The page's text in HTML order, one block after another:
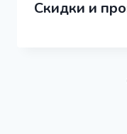
Скидки и